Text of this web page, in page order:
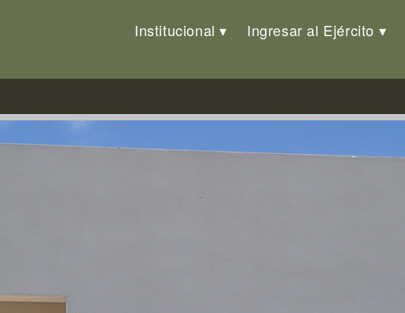
Institucional Ingresar al Ejército
en el Complejo «Leandro Gómez»